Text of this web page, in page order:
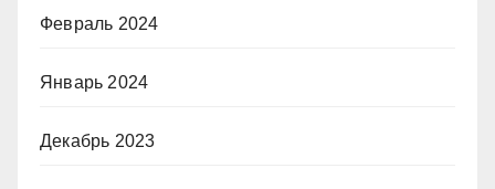
Февраль 2024
Январь 2024
Декабрь 2023